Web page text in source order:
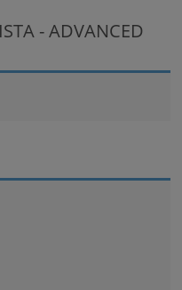
- ADVANCED